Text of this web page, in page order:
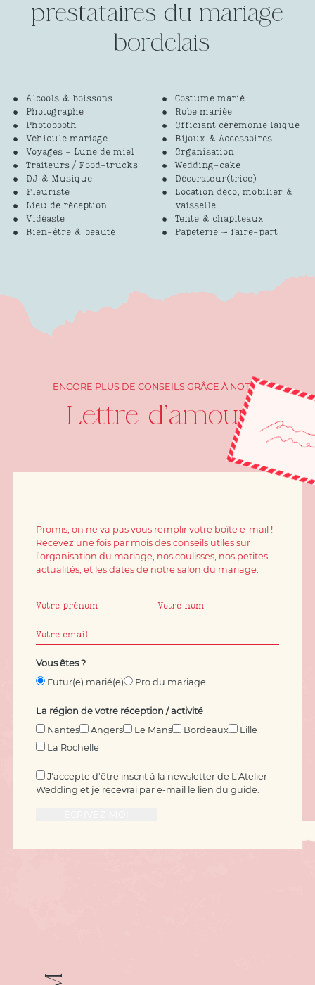
prestataires du mariage
Alcools & boissons
Photographe
Photobooth
Véhicule mariage
Voyages - Lune de miel
Traiteurs / Food-trucks
DJ & Musique
Fleuriste
Lieu de réception
Vidéaste
Bien-être & beauté
Costume marié
Robe mariée
Officiant cérémonie laïque
Bijoux & Accessoires
Organisation
Wedding-cake
Décorateur(trice)
Location déco, mobilier &
vaisselle
Tente & chapiteaux
Papeterie – faire-part
ENCORE PLUS DE CONSEILS GRÂCE À NOTRE
Lettre d'amour
Vous êtes ?
Futur(e) marié(e)
Pro du mariage
La région de votre réception / activité
Nantes
Angers Le Mans Bordeaux
Lille
La Rochelle
J'accepte d'être inscrit à la newsletter de L'Atelier
Wedding et je recevrai par e-mail le lien du guide.
Promis, on ne va pas vous remplir votre boîte e-mail !
Recevez une fois par mois des conseils utiles sur
l’organisation du mariage, nos coulisses, nos petites
actualités, et les dates de notre salon du mariage.